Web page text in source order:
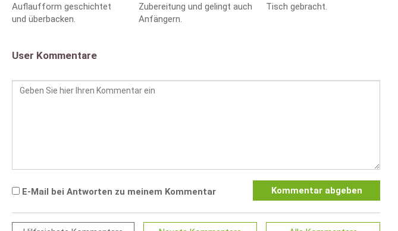
Auflaufform geschichtet
und überbacken.
Zubereitung und gelingt auch
Anfängern.
Tisch gebracht.
User Kommentare
E-Mail bei Antworten zu meinem Kommentar Kommentar abgeben